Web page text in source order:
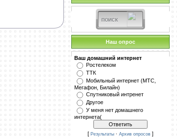
Наш опрос
Ваш домашний интернет
Ростелеком
ТТК
Мобильный интернет (МТС,
Мегафон, Билайн)
Спутниковый интренет
Другое
У меня нет домашнего
интернета(
[ Результаты · Архив опросов ]